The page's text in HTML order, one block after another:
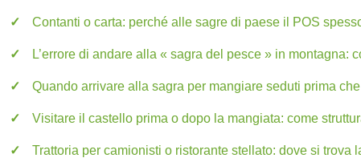
Contanti o carta: perché alle sagre di paese il POS
L’errore di andare alla « sagra del pesce » in montagna:
Quando arrivare alla sagra per mangiare seduti prima
Visitare il castello prima o dopo la mangiata: come
Trattoria per camionisti o ristorante stellato: dove si trova